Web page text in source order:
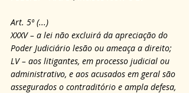
Art. 5º (...)
XXXV – a lei não excluirá da apreciação do
Poder Judiciário lesão ou ameaça a direito;
LV – aos litigantes, em processo judicial ou
administrativo, e aos acusados em geral são
assegurados o contraditório e ampla defesa,